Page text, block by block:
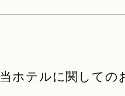
当ホテルに関しての